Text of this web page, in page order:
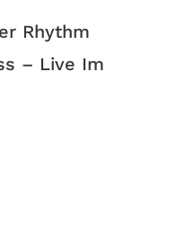
Rhythm
– Live Im